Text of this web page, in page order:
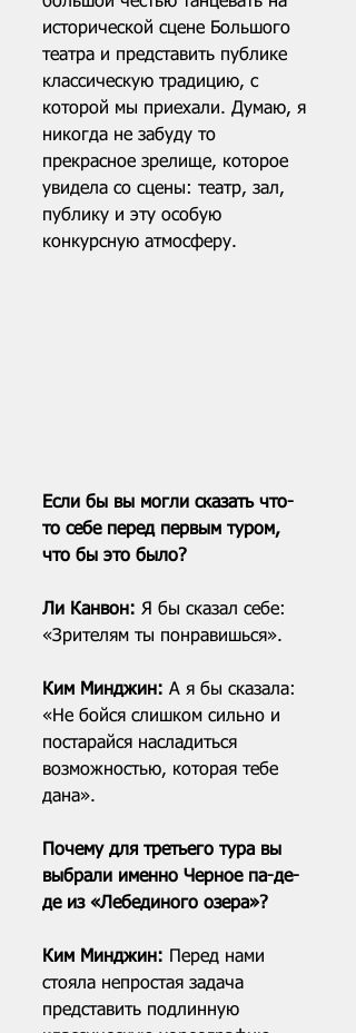
исторической сцене Большого
театра и представить публике
классическую традицию, с
которой мы приехали. Думаю, я
никогда не забуду то
прекрасное зрелище, которое
увидела со сцены: театр, зал,
публику и эту особую
конкурсную атмосферу.
Если бы вы могли сказать что-
то себе перед первым туром,
что бы это было?
Ли Канвон: Я бы сказал себе:
«Зрителям ты понравишься».
Ким Минджин: А я бы сказала:
«Не бойся слишком сильно и
постарайся насладиться
возможностью, которая тебе
дана».
Почему для третьего тура вы
выбрали именно Черное па-де-
де из «Лебединого озера»?
Ким Минджин: Перед нами
стояла непростая задача
представить подлинную